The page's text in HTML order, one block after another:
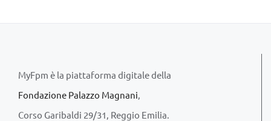
MyFpm è la piattaforma digitale della
Fondazione Palazzo Magnani
Corso Garibaldi 29/31, Reggio Emilia.